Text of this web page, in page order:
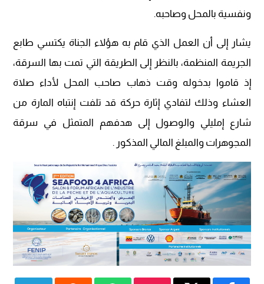
ونفسية بالمحل وصاحبه.
يشار إلى أن العمل الذي قام به هؤلاء الجناة يكتسي طابع
الجريمة المنظمة، بالنظر إلى الطريقة التي تمت بها السرقة،
إذ قاموا بدخوله وقت ذهاب صاحب المحل لأداء صلاة
العشاء وذلك لتفادي إثارة حركة قد تلفت إنتباه المارة من
شارع إمليلي والوصول إلى هدفهم المتمثل في سرقة
المجوهرات والمبلغ المالي المذكور .